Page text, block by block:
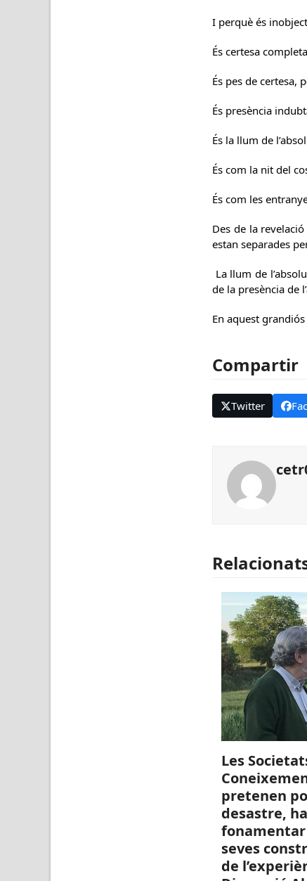
I perquè és
És certesa
És pes de certesa,
És presència
És la llum de
És com la nit del
És com les
Des de la
estan separades
La llum de
de la presència de
En aquest
Compartir
Twitter
Les
pretenen
desastre,
seves
de